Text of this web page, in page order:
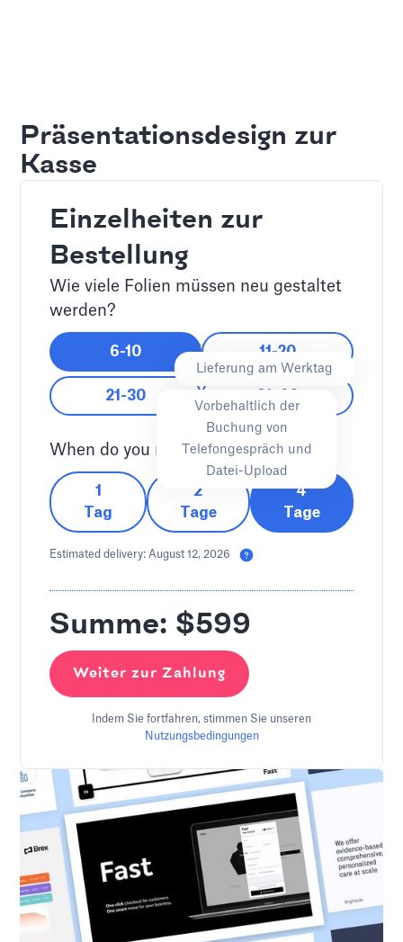
Präsentationsdesign zur
Kasse
Einzelheiten zur
Bestellung
Wie viele Folien müssen neu gestaltet
werden?
6-10 11-20
21-30
When do you need them?
Lieferung am Werktag
1
Tag
2
Tage
4
Tage
Estimated delivery: August 12, 2026
Vorbehaltlich der
Buchung von
Telefongespräch und
Datei-Upload
Summe: $599
Weiter zur Zahlung
Indem Sie fortfahren, stimmen Sie unseren
Nutzungsbedingungen